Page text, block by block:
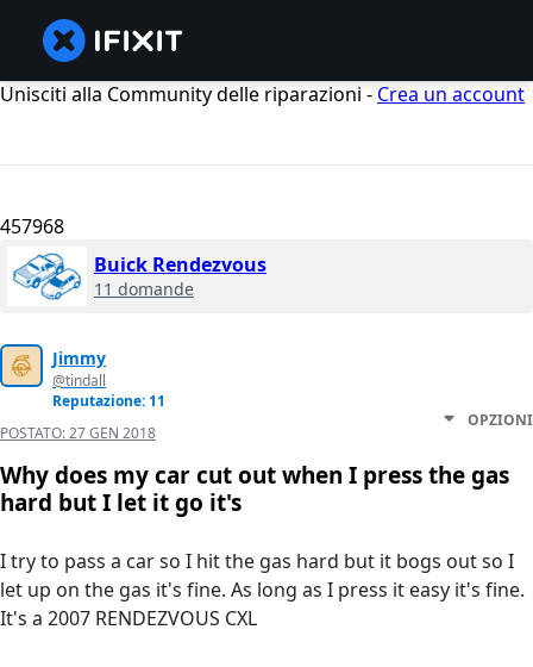
Unisciti alla Community delle riparazioni - Crea un account
457968
Buick Rendezvous
11 domande
Jimmy
@tindall
Reputazione: 11
POSTATO:27 GEN 2018
OPZIONI
Why does my car cut out when I press the gas
hard but I let it go it's
I try to pass a car so I hit the gas hard but it bogs out so I
let up on the gas it's fine. As long as I press it easy it's fine.
It's a 2007 RENDEZVOUS CXL